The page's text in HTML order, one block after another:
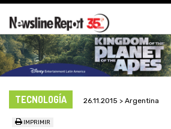
TECNOLOGÍA 26.11.2015 > Argentina
IMPRIMIR